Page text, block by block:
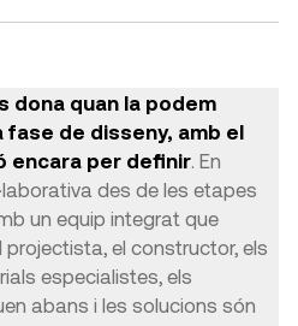
dona quan la podem
fase de disseny, amb el
encara per definir. En
des de les etapes
un equip integrat que
el constructor, els
especialistes, els
abans i les solucions són